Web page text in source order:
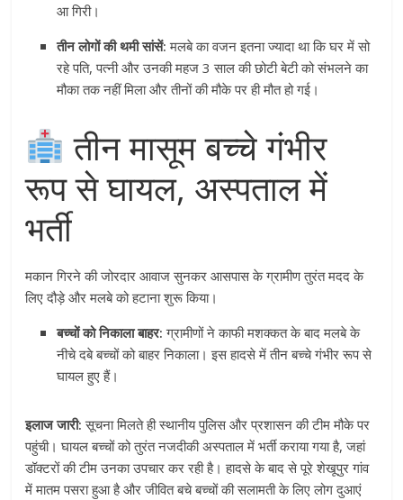
आ गिरी।
तीन लोगों की थमी सांसें: मलबे का वजन इतना ज्यादा था कि घर में सो
रहे पति, पत्नी और उनकी महज 3 साल की छोटी बेटी को संभलने का
मौका तक नहीं मिला और तीनों की मौके पर ही मौत हो गई।
तीन मासूम बच्चे गंभीर
रूप से घायल, अस्पताल में
भर्ती
मकान गिरने की जोरदार आवाज सुनकर आसपास के ग्रामीण तुरंत मदद के
लिए दौड़े और मलबे को हटाना शुरू किया।
बच्चों को निकाला बाहर: ग्रामीणों ने काफी मशक्कत के बाद मलबे के
नीचे दबे बच्चों को बाहर निकाला। इस हादसे में तीन बच्चे गंभीर रूप से
घायल हुए हैं।
इलाज जारी: सूचना मिलते ही स्थानीय पुलिस और प्रशासन की टीम मौके पर
पहुंची। घायल बच्चों को तुरंत नजदीकी अस्पताल में भर्ती कराया गया है, जहां
डॉक्टरों की टीम उनका उपचार कर रही है। हादसे के बाद से पूरे शेखूपुर गांव
में मातम पसरा हुआ है और जीवित बचे बच्चों की सलामती के लिए लोग दुआएं